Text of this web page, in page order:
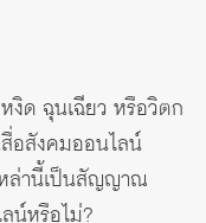
ด ฉุนเฉียว หรือวิตก
สื่อสังคมออนไลน์
หล่านี้เป็นสัญญาณ
น์หรือไม่?